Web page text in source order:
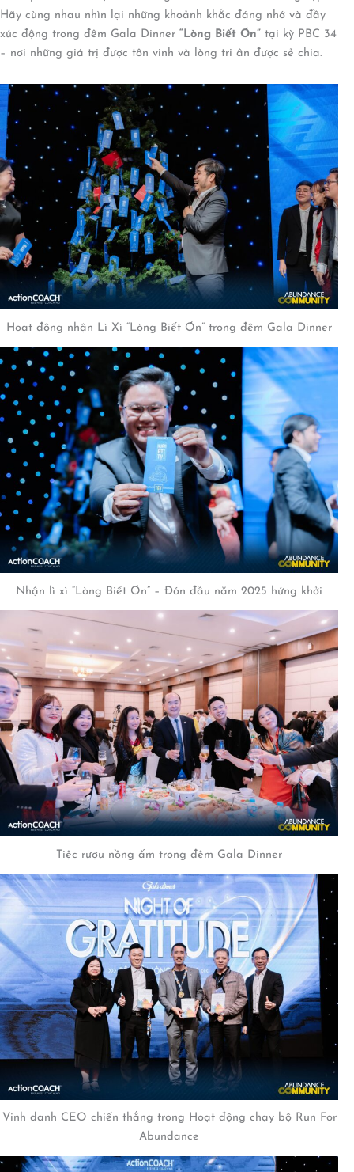
Hãy cùng nhau nhìn lại những khoảnh khắc đáng nhớ và đầy
xúc động trong đêm Gala Dinner “Lòng Biết Ơn” tại kỳ PBC 34
– nơi những giá trị được tôn vinh và lòng tri ân được sẻ chia.
Hoạt động nhận Lì Xì “Lòng Biết Ơn” trong đêm Gala Dinner
Nhận lì xì “Lòng Biết Ơn” – Đón đầu năm 2025 hứng khởi
Tiệc rượu nồng ấm trong đêm Gala Dinner
Vinh danh CEO chiến thắng trong Hoạt động chạy bộ Run For
Abundance